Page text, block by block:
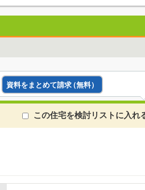
資料をまとめて請求（無料）
この住宅を検討リストに入れ